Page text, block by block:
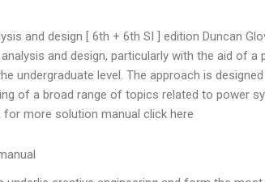
and design [ 6th + 6th SI ] edition Duncan
and design, particularly with the aid of a
undergraduate level. The approach is
of a broad range of topics related to power
more solution manual click here.